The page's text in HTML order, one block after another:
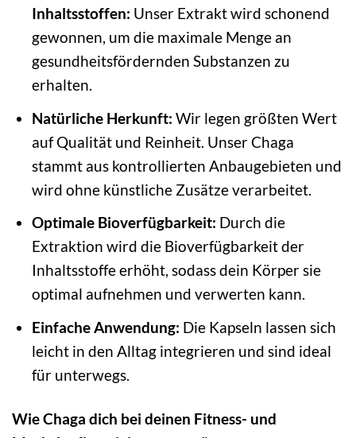
Inhaltsstoffen: Unser Extrakt wird schonend
gewonnen, um die maximale Menge an
gesundheitsfördernden Substanzen zu
erhalten.
Natürliche Herkunft: Wir legen größten Wert
auf Qualität und Reinheit. Unser Chaga
stammt aus kontrollierten Anbaugebieten und
wird ohne künstliche Zusätze verarbeitet.
Optimale Bioverfügbarkeit: Durch die
Extraktion wird die Bioverfügbarkeit der
Inhaltsstoffe erhöht, sodass dein Körper sie
optimal aufnehmen und verwerten kann.
Einfache Anwendung: Die Kapseln lassen sich
leicht in den Alltag integrieren und sind ideal
für unterwegs.
Wie Chaga dich bei deinen Fitness- und